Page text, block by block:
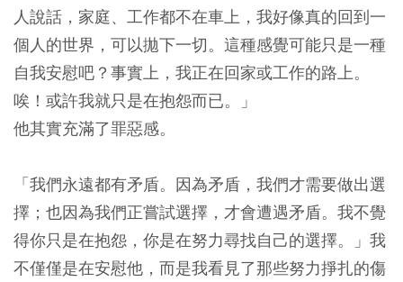
人說話，家庭、工作都不在車上，我好像真的回到一
個人的世界，可以拋下一切。這種感覺可能只是一種
自我安慰吧？事實上，我正在回家或工作的路上。
唉！或許我就只是在抱怨而已。」
他其實充滿了罪惡感。
「我們永遠都有矛盾。因為矛盾，我們才需要做出選
擇；也因為我們正嘗試選擇，才會遭遇矛盾。我不覺
得你只是在抱怨，你是在努力尋找自己的選擇。」我
不僅僅是在安慰他，而是我看見了那些努力掙扎的傷